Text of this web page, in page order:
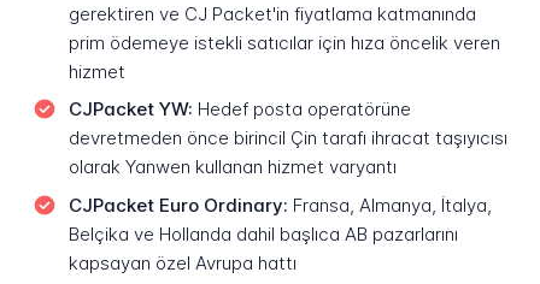
gerektiren ve CJ Packet'in fiyatlama katmanında
prim ödemeye istekli satıcılar için hıza öncelik veren
hizmet
CJPacket YW: Hedef posta operatörüne
devretmeden önce birincil Çin tarafı ihracat taşıyıcısı
olarak Yanwen kullanan hizmet varyantı
CJPacket Euro Ordinary: Fransa, Almanya, İtalya,
Belçika ve Hollanda dahil başlıca AB pazarlarını
kapsayan özel Avrupa hattı